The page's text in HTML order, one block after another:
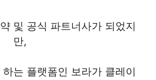
및 공식 파트너사가 되었지
만,
는 플랫폼인 보라가 클레이